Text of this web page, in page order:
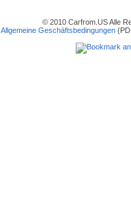
© 2010 Carfrom.US Alle
Allgemeine Geschäftsbedingungen